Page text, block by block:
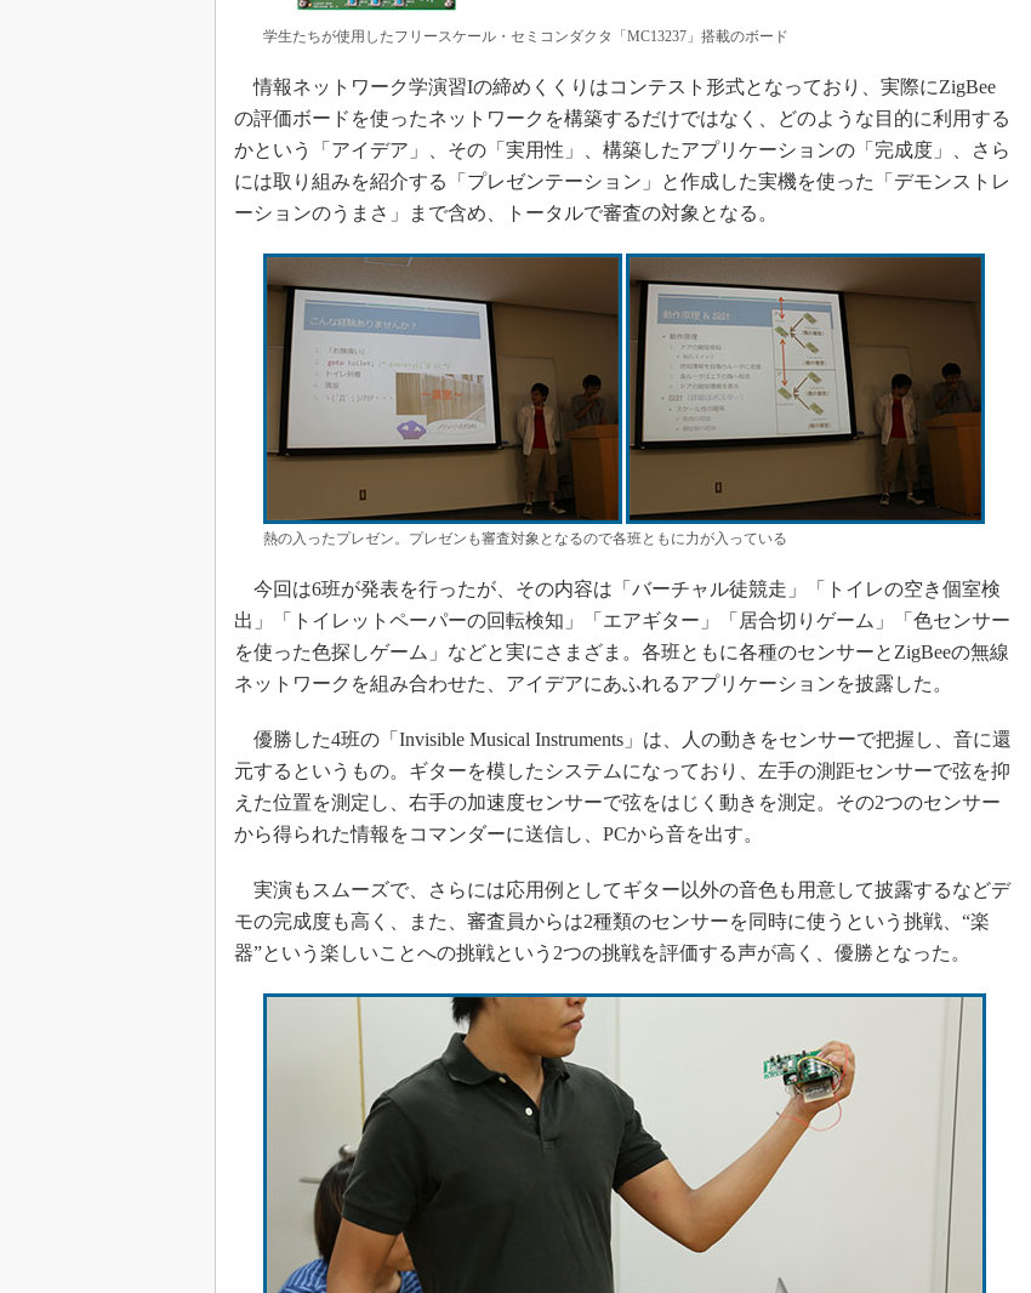
学生たちが使用したフリースケール・セミコンダクタ「MC13237」搭載のボード
情報ネットワーク学演習Iの締めくくりはコンテスト形式となっており、実際にZigBee
の評価ボードを使ったネットワークを構築するだけではなく、どのような目的に利用する
かという「アイデア」、その「実用性」、構築したアプリケーションの「完成度」、さら
には取り組みを紹介する「プレゼンテーション」と作成した実機を使った「デモンストレ
ーションのうまさ」まで含め、トータルで審査の対象となる。
熱の入ったプレゼン。プレゼンも審査対象となるので各班ともに力が入っている
今回は6班が発表を行ったが、その内容は「バーチャル徒競走」「トイレの空き個室検
出」「トイレットペーパーの回転検知」「エアギター」「居合切りゲーム」「色センサー
を使った色探しゲーム」などと実にさまざま。各班ともに各種のセンサーとZigBeeの無線
ネットワークを組み合わせた、アイデアにあふれるアプリケーションを披露した。
優勝した4班の「Invisible Musical Instruments」は、人の動きをセンサーで把握し、音に還
元するというもの。ギターを模したシステムになっており、左手の測距センサーで弦を抑
えた位置を測定し、右手の加速度センサーで弦をはじく動きを測定。その2つのセンサー
から得られた情報をコマンダーに送信し、PCから音を出す。
実演もスムーズで、さらには応用例としてギター以外の音色も用意して披露するなどデ
モの完成度も高く、また、審査員からは2種類のセンサーを同時に使うという挑戦、“楽
器”という楽しいことへの挑戦という2つの挑戦を評価する声が高く、優勝となった。